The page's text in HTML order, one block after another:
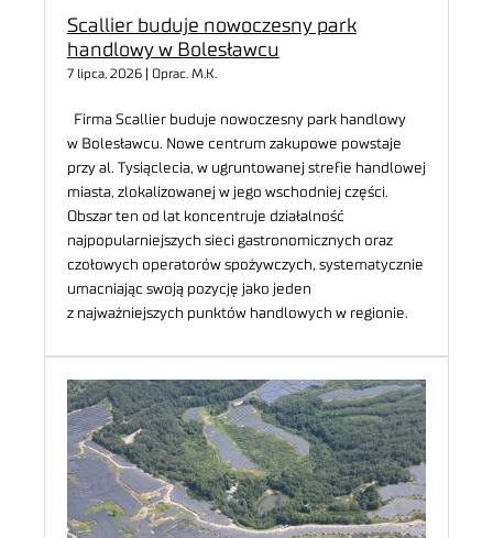
Scallier buduje nowoczesny park
handlowy w Bolesławcu
7 lipca, 2026 | Oprac. M.K.
Firma Scallier buduje nowoczesny park handlowy
w Bolesławcu. Nowe centrum zakupowe powstaje
przy al. Tysiąclecia, w ugruntowanej strefie handlowej
miasta, zlokalizowanej w jego wschodniej części.
Obszar ten od lat koncentruje działalność
najpopularniejszych sieci gastronomicznych oraz
czołowych operatorów spożywczych, systematycznie
umacniając swoją pozycję jako jeden
z najważniejszych punktów handlowych w regionie.